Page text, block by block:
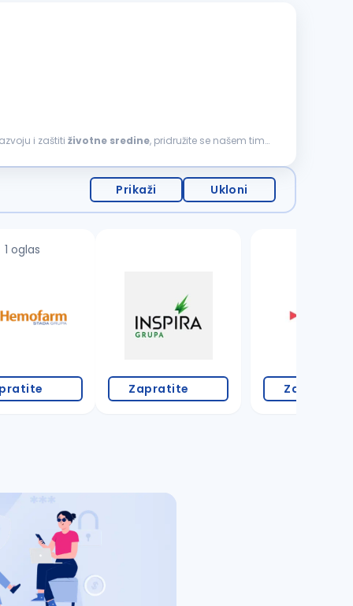
i zaštiti životne sredine, pridružite se našem timu
Prikaži Ukloni
1 oglas
Zapratite Zapratite